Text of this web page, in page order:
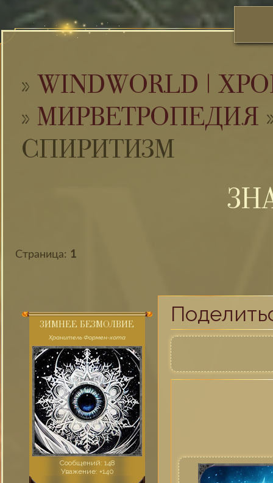
» WINDWORLD |
» МИРВЕТРОПЕДИЯ
СПИРИТИЗМ
Страница: 1
ЗИМНЕЕ БЕЗМОЛВИЕ
Хранитель Формен-хота
Сообщений: 148
Уважение: +140